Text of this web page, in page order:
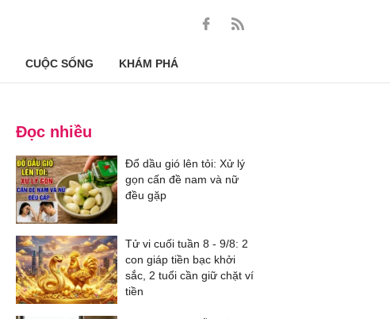
CUỘC SỐNG KHÁM PHÁ
Đọc nhiều
Đổ dầu gió lên tỏi: Xử lý
gọn cấn đề nam và nữ
đều gặp
Tử vi cuối tuần 8 - 9/8: 2
con giáp tiền bạc khởi
sắc, 2 tuổi cần giữ chặt ví
tiền